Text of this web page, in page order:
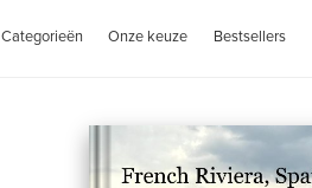
Categorieën Onze keuze Bestsellers